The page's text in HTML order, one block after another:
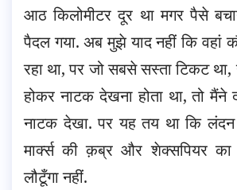
आठ किलोमीटर दूर था मगर पैसे
पैदल गया. अब मुझे याद नहीं कि वहां
रहा था, पर जो सबसे सस्ता टिकट
होकर नाटक देखना होता था, तो
नाटक देखा. पर यह तय था कि लंदन
मार्क्स की क़ब्र और शेक्सपियर
लौटूँगा नहीं.